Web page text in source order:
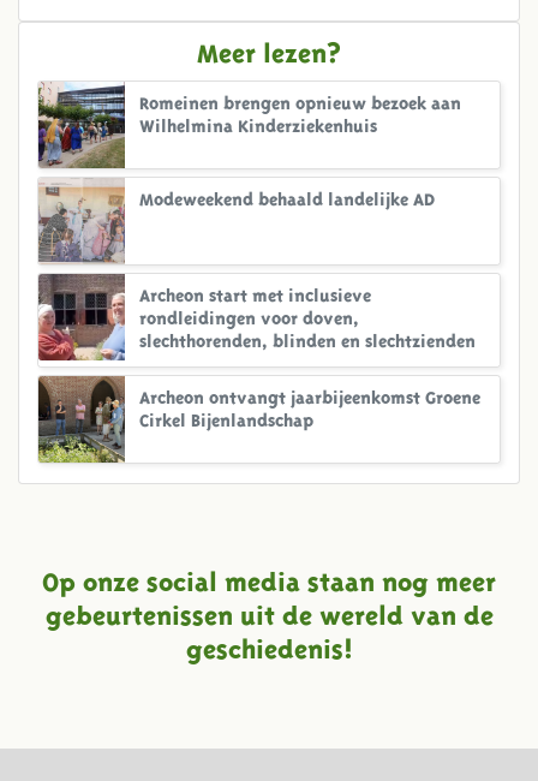
Meer lezen?
Romeinen brengen opnieuw bezoek aan
Wilhelmina Kinderziekenhuis
Modeweekend behaald landelijke AD
Archeon start met inclusieve
rondleidingen voor doven,
slechthorenden, blinden en slechtzienden
Archeon ontvangt jaarbijeenkomst Groene
Cirkel Bijenlandschap
Op onze social media staan nog meer
gebeurtenissen uit de wereld van de
geschiedenis!